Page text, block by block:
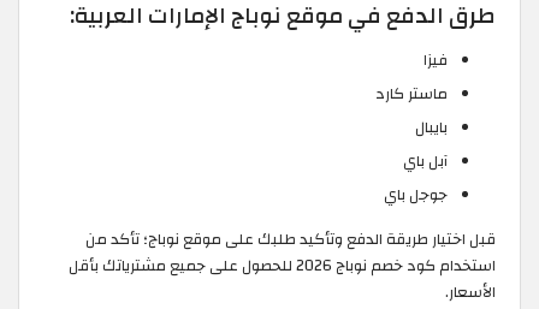
طرق الدفع في موقع نوباج الإمارات العربية:
فيزا
ماستر كارد
بايبال
آبل باي
جوجل باي
قبل اختيار طريقة الدفع وتأكيد طلبك على موقع نوباج؛ تأكد من
استخدام كود خصم نوباج 2026 للحصول على جميع مشترياتك بأقل
الأسعار.